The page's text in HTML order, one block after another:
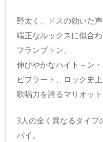
野太く、ドスの効いた声
端正なルックスに似合
フランプトン、
伸びやかなハイト－ン
ビブラート、ロック史
歌唱力を誇るマリオット
3人の全く異なるタイプ
パイ。